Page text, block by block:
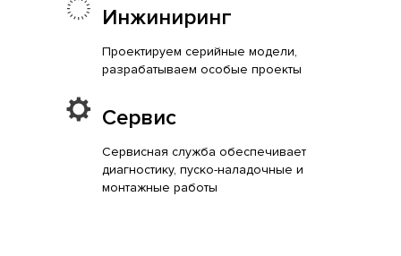
Инжиниринг
Проектируем серийные модели,
разрабатываем особые проекты
Сервис
Сервисная служба обеспечивает
диагностику, пуско-наладочные и
монтажные работы